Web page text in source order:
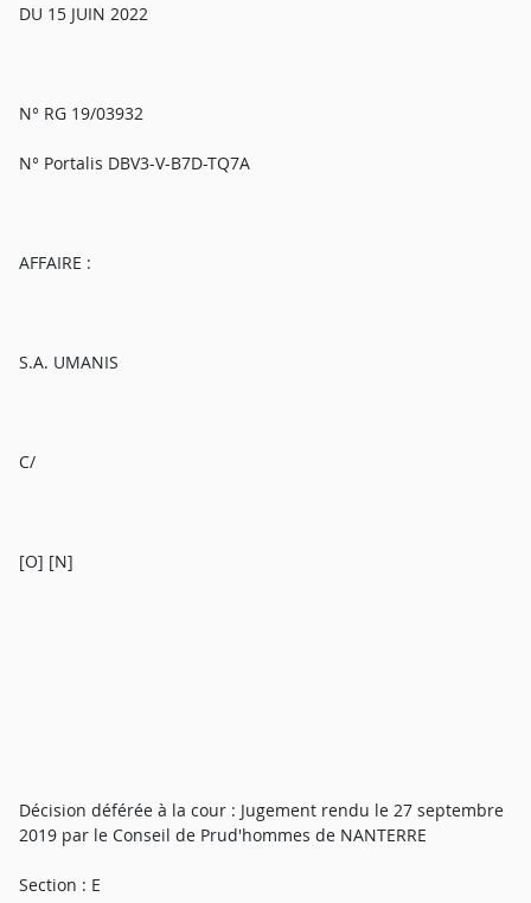
DU 15 JUIN 2022
N° RG 19/03932
N° Portalis DBV3-V-B7D-TQ7A
AFFAIRE :
S.A. UMANIS
C/
[O] [N]
Décision déférée à la cour : Jugement rendu le 27 septembre
2019 par le Conseil de Prud'hommes de NANTERRE
Section : E